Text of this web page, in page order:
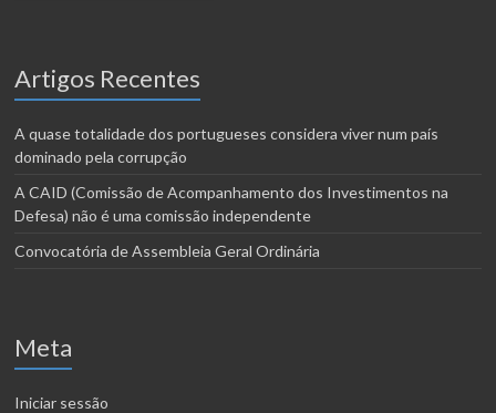
Artigos Recentes
A quase totalidade dos portugueses considera viver num país
dominado pela corrupção
A CAID (Comissão de Acompanhamento dos Investimentos na
Defesa) não é uma comissão independente
Convocatória de Assembleia Geral Ordinária
Meta
Iniciar sessão